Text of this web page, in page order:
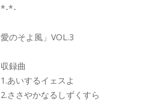
*-*-
愛のそよ風」VOL.3
収録曲
1.あいするイェスよ
2.ささやかなるしずくすら